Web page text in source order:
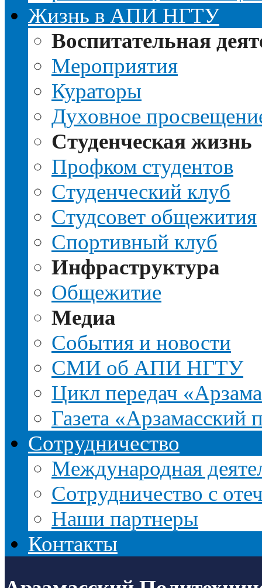
Жизнь в АПИ НГТУ
Воспитательная
Мероприятия
Кураторы
Духовное
Студенческая жизнь
Профком студентов
Студенческий клуб
Студсовет общежития
Спортивный клуб
Инфраструктура
Общежитие
Медиа
События и новости
СМИ об АПИ НГТУ
Цикл передач
Газета «Арзамасский
Сотрудничество
Международная
Сотрудничество с
Наши партнеры
Контакты